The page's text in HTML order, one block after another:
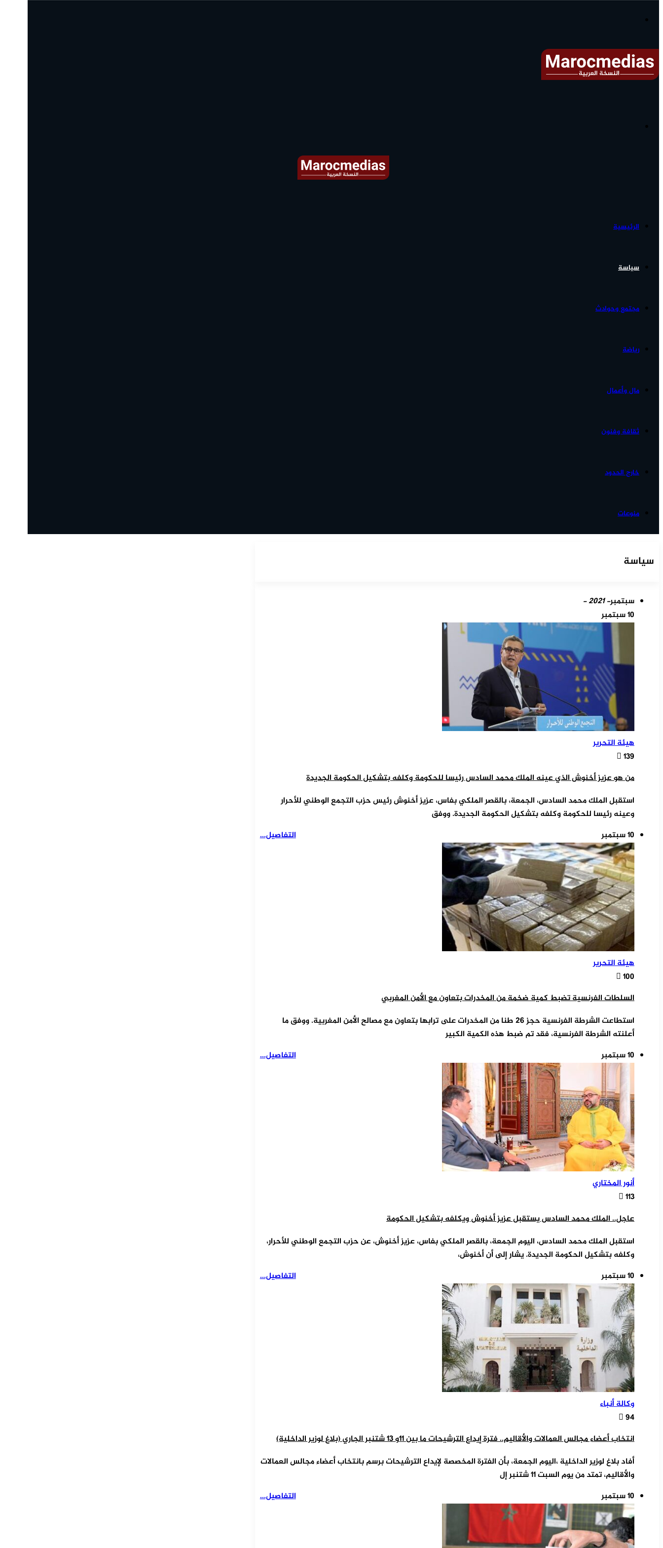
الرئيسية
سياسة
مجتمع وحوادث
رياضة
مال وأعمال
ثقافة وفنون
خارج الحدود
منوعات
سياسة
سبتمبر- 2021 -
10 سبتمبر
هيئة التحرير
139
من هو عزيز أخنوش الذي عينه الملك محمد السادس رئيسا للحكومة وكلفه بتشكيل الحكومة الجديدة
استقبل الملك محمد السادس، الجمعة، بالقصر الملكي بفاس، عزيز أخنوش رئيس حزب التجمع الوطني للأحرار
وعينه رئيسا للحكومة وكلفه بتشكيل الحكومة الجديدة. ووفق
التفاصيل...
10 سبتمبر
هيئة التحرير
100
السلطات الفرنسية تضبط كمية ضخمة من المخدرات بتعاون مع الأمن المغربي
استطاعت الشرطة الفرنسية حجز 26 طنا من المخدرات على ترابها بتعاون مع مصالح الأمن المغربية. ووفق ما
أعلنته الشرطة الفرنسية، فقد تم ضبط هذه الكمية الكبير
التفاصيل...
10 سبتمبر
أنور المختاري
113
عاجل.. الملك محمد السادس يستقبل عزيز أخنوش ويكلفه بتشكيل الحكومة
استقبل الملك محمد السادس، اليوم الجمعة، بالقصر الملكي بفاس، عزيز أخنوش، عن حزب التجمع الوطني للأحرار،
وكلفه بتشكيل الحكومة الجديدة. يشار إلى أن أخنوش،
التفاصيل...
10 سبتمبر
وكالة أنباء
94
انتخاب أعضاء مجالس العمالات والأقاليم.. فترة إيداع الترشيحات ما بين 11و 13 شتنبر الجاري (بلاغ لوزير الداخلية)
أفاد بلاغ لوزير الداخلية ،اليوم الجمعة، بأن الفترة المخصصة لإيداع الترشيحات برسم بانتخاب أعضاء مجالس العمالات
والأقاليم، تمتد من يوم السبت 11 شتنبر إل
التفاصيل...
10 سبتمبر